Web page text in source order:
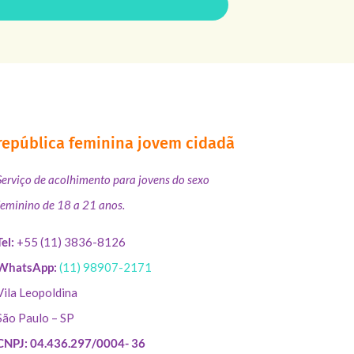
feminina jovem cidadã
de acolhimento para jovens do sexo
de 18 a 21 anos.
+55 (11) 3836-8126
(11) 98907-2171
Leopoldina
Paulo – SP
04.436.297/0004- 36